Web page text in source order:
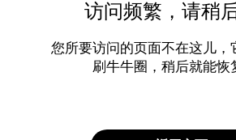
访问频繁，请稍
您所要访问的页面不在这儿，
刷牛牛圈，稍后就能恢